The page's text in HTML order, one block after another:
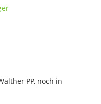
PP, noch in